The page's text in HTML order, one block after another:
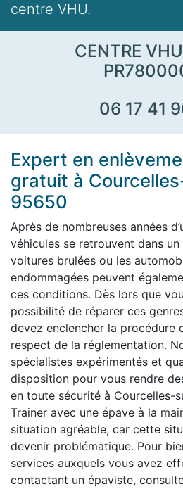
centre VHU.
CENTRE
06 17 41
Expert en
gratuit à
95650
Après de nombreuses années
véhicules se retrouvent dans un
voitures brulées ou les
endommagées peuvent
ces conditions. Dès lors que
possibilité de réparer ces
devez enclencher la procédure
respect de la réglementation.
spécialistes expérimentés et
disposition pour vous rendre
en toute sécurité à Courcelles-
Trainer avec une épave à la
situation agréable, car cette
devenir problématique. Pour
services auxquels vous avez
contactant un épaviste,